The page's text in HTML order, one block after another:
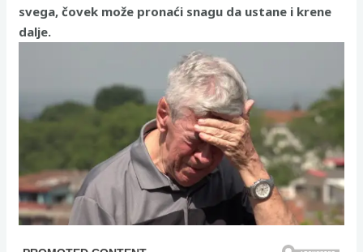
svega, čovek može pronaći snagu da ustane i krene
dalje.